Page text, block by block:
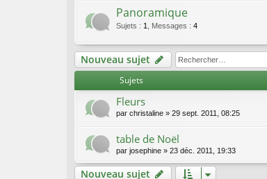
Panoramique
Sujets : 1 Messages : 4
Nouveau sujet
Sujets
Fleurs
par christaline » 29 sept. 2011, 08:25
table de Noël
par josephine » 23 déc. 2011, 19:33
Nouveau sujet